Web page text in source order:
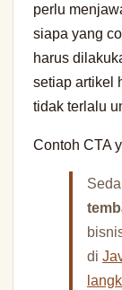
perlu
siapa yang
harus
setiap artikel
tidak terlalu
Contoh CTA
di